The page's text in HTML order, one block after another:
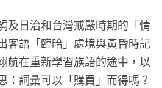
及日治和台灣戒嚴時期的「情
客語「臨暗」處境與黃昏時記
航在重新學習族語的途中，以
：詞彙可以「購買」而得嗎？